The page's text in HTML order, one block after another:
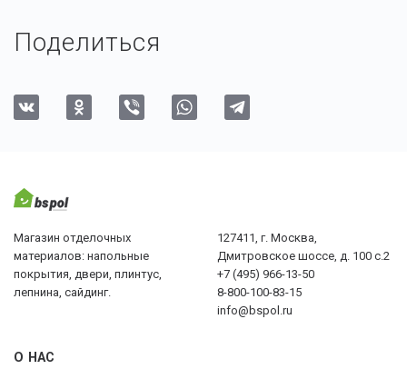
Поделиться
Магазин отделочных
материалов: напольные
покрытия, двери, плинтус,
лепнина, сайдинг.
127411, г. Москва,
Дмитровское шоссе, д. 100 с.2
+7 (495) 966-13-50
8-800-100-83-15
info@bspol.ru
О НАС